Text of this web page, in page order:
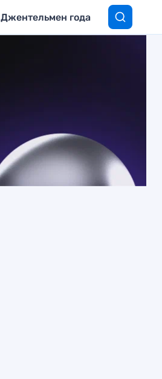
Джентельмен года